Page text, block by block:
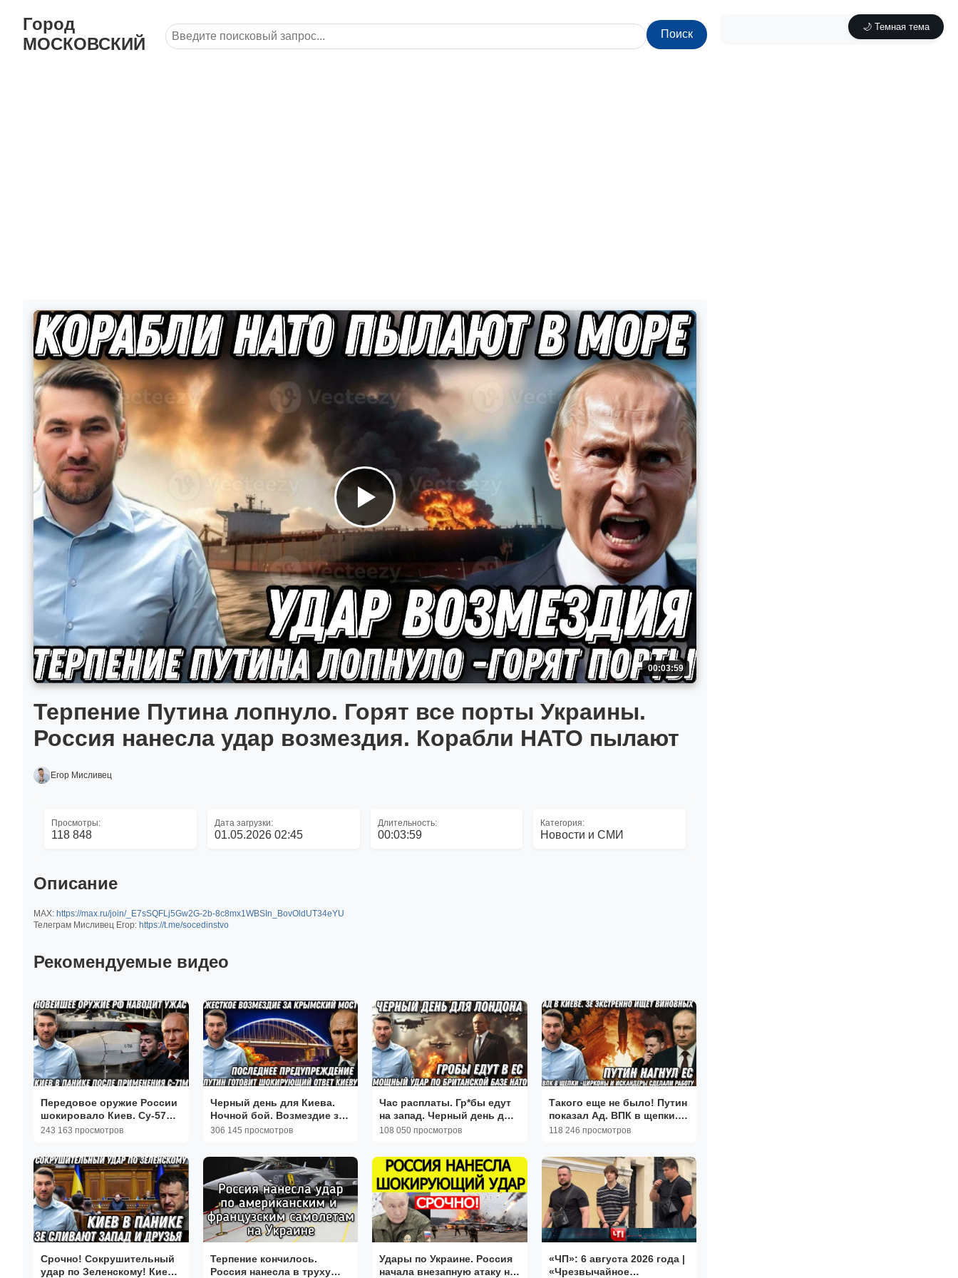
🌙 Темная тема
Город
МОСКОВСКИЙ
Поиск
00:03:59
Терпение Путина лопнуло. Горят все порты Украины.
Россия нанесла удар возмездия. Корабли НАТО пылают
Егор Мисливец
Просмотры:
118 848
Дата загрузки:
01.05.2026 02:45
Длительность:
00:03:59
Категория:
Новости и СМИ
Описание
МАХ: https://max.ru/join/_E7sSQFLj5Gw2G-2b-8c8mx1WBSIn_BovOldUT34eYU
Телеграм Мисливец Егор: https://t.me/socedinstvo
Рекомендуемые видео
Передовое оружие России
шокировало Киев. Су-57
наводит ужас
243 163 просмотров
Черный день для Киева.
Ночной бой. Возмездие за
Крымский мост. Последнее
306 145 просмотров
Час расплаты. Гр*бы едут
на запад. Черный день для
Лондона. Мощный удар по
108 050 просмотров
Такого еще не было! Путин
показал Ад. ВПК в щепки.
Киев ищет виновных.
118 246 просмотров
Срочно! Сокрушительный
удар по Зеленскому! Киев
Терпение кончилось.
Россия нанесла в труху
Удары по Украине. Россия
начала внезапную атаку на
«ЧП»: 6 августа 2026 года |
«Чрезвычайное